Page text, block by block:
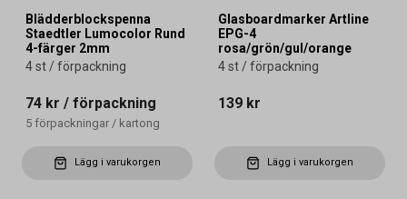
Blädderblockspenna
Staedtler Lumocolor Rund
4-färger 2mm
4 st / förpackning
74 kr / förpackning
5 förpackningar / kartong
Lägg i varukorgen
Glasboardmarker Artline
EPG-4
rosa/grön/gul/orange
4 st / förpackning
139 kr
Lägg i varukorgen